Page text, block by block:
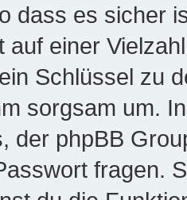
dass es sicher
auf einer
Schlüssel zu
sorgsam um.
der phpBB
fragen.